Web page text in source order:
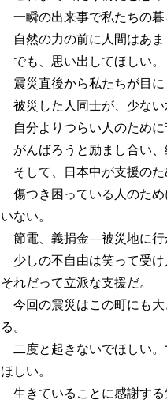
一瞬の出来事で私たちの暮
自然の力の前に人間はあま
でも、思い出してほしい。
震災直後から私たちが目に
被災した人同士が、少ない
自分よりつらい人のために
がんばろうと励まし合い、
そして、日本中が支援のた
傷つき困っている人のため
いない。
節電、義捐金―被災地に行
少しの不自由は笑って受
それだって立派な支援だ。
今回の震災はこの町にも大
る。
二度と起きないでほしい
ほしい。
生きていることに感謝する